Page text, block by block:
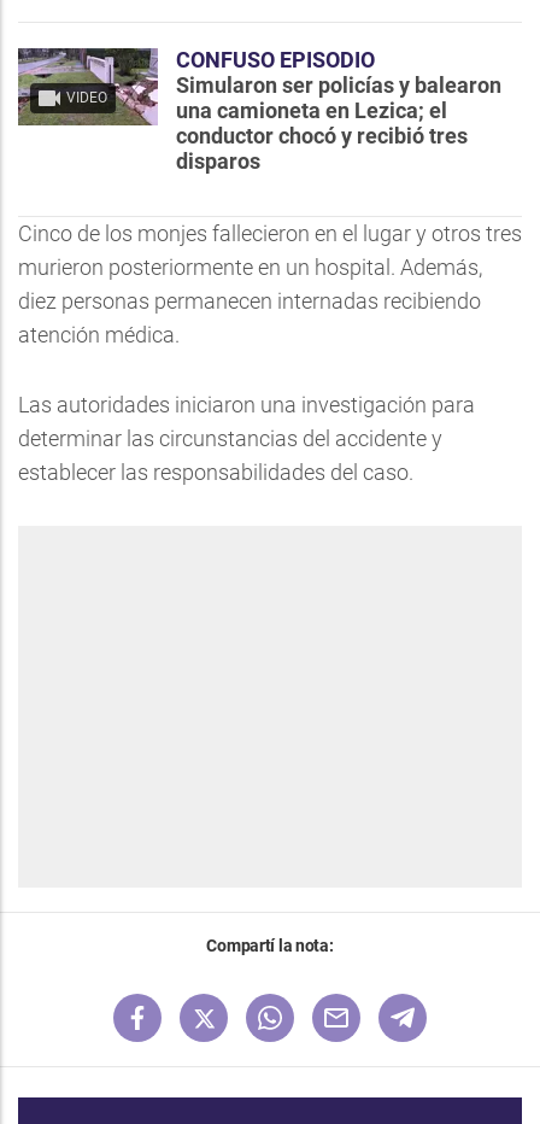
VIDEO
CONFUSO EPISODIO
Simularon ser policías y balearon
una camioneta en Lezica; el
conductor chocó y recibió tres
disparos
Cinco de los monjes fallecieron en el lugar y otros tres
murieron posteriormente en un hospital. Además,
diez personas permanecen internadas recibiendo
atención médica.
Las autoridades iniciaron una investigación para
determinar las circunstancias del accidente y
establecer las responsabilidades del caso.
Compartí la nota: